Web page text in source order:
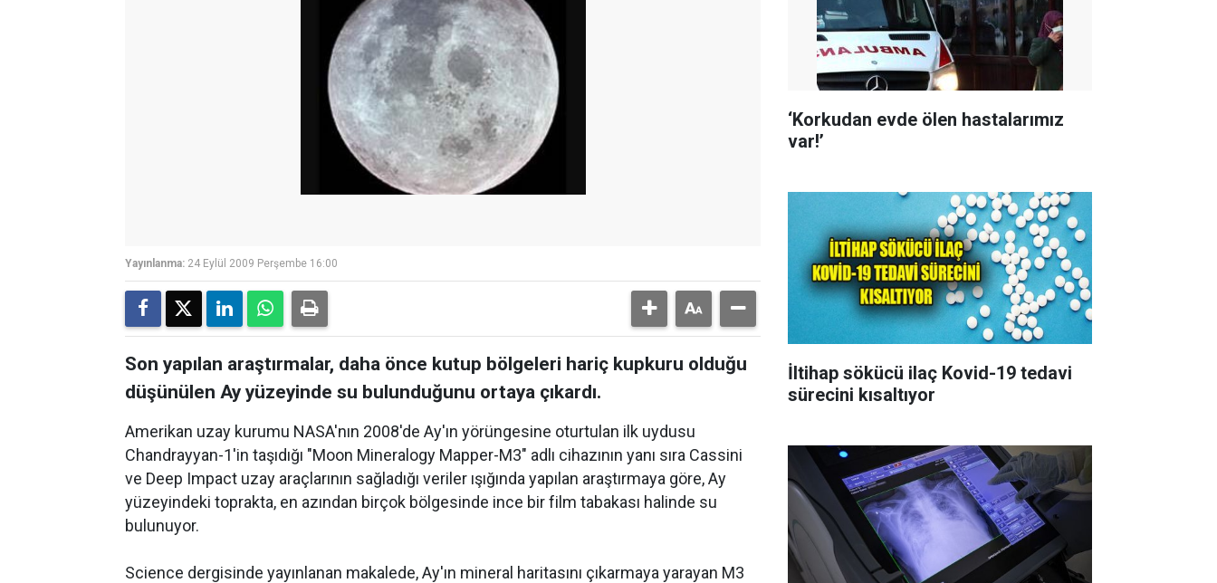
Yayınlanma: 24 Eylül 2009 Perşembe 16:00
Son yapılan araştırmalar, daha önce kutup bölgeleri hariç kupkuru olduğu
düşünülen Ay yüzeyinde su bulunduğunu ortaya çıkardı.
Amerikan uzay kurumu NASA'nın 2008'de Ay'ın yörüngesine oturtulan ilk uydusu
Chandrayyan-1'in taşıdığı "Moon Mineralogy Mapper-M3" adlı cihazının yanı sıra Cassini
ve Deep Impact uzay araçlarının sağladığı veriler ışığında yapılan araştırmaya göre, Ay
yüzeyindeki toprakta, en azından birçok bölgesinde ince bir film tabakası halinde su
bulunuyor.
Science dergisinde yayınlanan makalede, Ay'ın mineral haritasını çıkarmaya yarayan M3
‘Korkudan evde ölen hastalarımız
var!’
İltihap sökücü ilaç Kovid-19 tedavi
sürecini kısaltıyor